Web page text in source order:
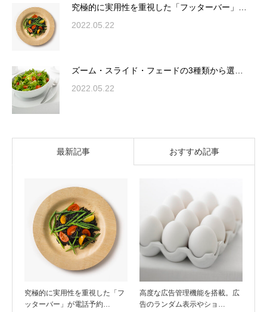
究極的に実用性を重視した「フッターバー」…
2022.05.22
ズーム・スライド・フェードの3種類から選…
2022.05.22
最新記事 おすすめ記事
究極的に実用性を重視した「フ
ッターバー」が電話予約…
高度な広告管理機能を搭載。広
告のランダム表示やショ…